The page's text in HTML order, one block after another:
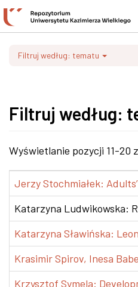
Filtruj według: tematu
Filtruj według:
Wyświetlanie pozycji 11-20 z
Jerzy Stochmiałek:
Katarzyna Ludwikowska:
Katarzyna Sławińska:
Krasimir Spirov, Inesa
Krzysztof Symela: